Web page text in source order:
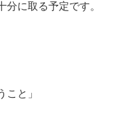
に取る予定です。
こと」